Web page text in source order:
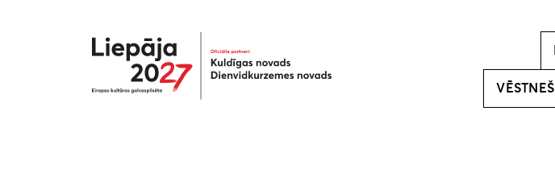
Liepāja2027
VĒSTNEŠI
vēstnesi!
Mūsu
vēstneši